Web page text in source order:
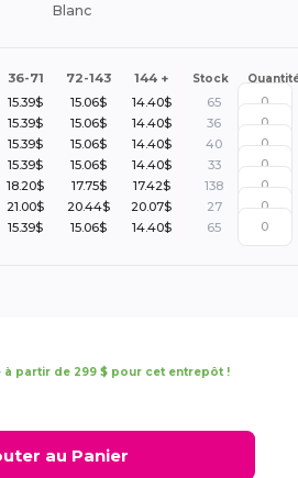
Blanc
36-71 72-143 144 + Stock
15.39$ 15.06$ 14.40$
65
15.39$ 15.06$ 14.40$
36
15.39$ 15.06$ 14.40$
40
15.39$ 15.06$ 14.40$
33
18.20$ 17.75$ 17.42$
138
21.00$ 20.44$ 20.07$
27
15.39$ 15.06$ 14.40$ 65
à partir de 299 $ pour cet entrepôt !
au Panier